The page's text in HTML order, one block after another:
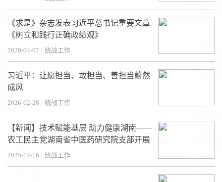
《求是》杂志发表习近平总书记重要文章
《树立和践行正确政绩观》
2026-04-07 | 统战工作
习近平：让愿担当、敢担当、善担当蔚然
成风
2026-02-28 | 统战工作
【新闻】技术赋能基层 助力健康湖南——
农工民主党湖南省中医药研究院支部开展
义诊及红色主题教育活动
2025-12-16 | 统战工作